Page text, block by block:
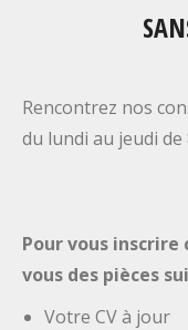
Rencontrez nos
du lundi au jeudi de
Pour vous
vous des pièces
Votre CV à jour